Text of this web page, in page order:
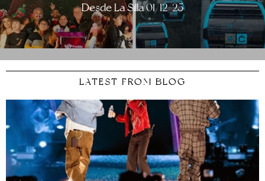
Desde La Silla 01/12/25
LATEST FROM BLOG